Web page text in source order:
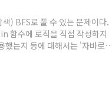
) BFS로 풀 수 있는 문제이다.
함수에 로직을 직접 작성하지
는지 등에 대해서는 '자바로
립니다. 풀이 샘터가 아래처럼